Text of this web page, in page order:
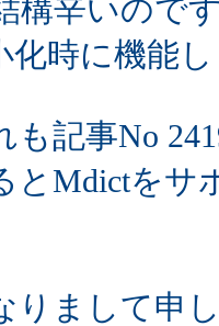
構辛いので
化時に機能
も記事No
とMdictをサ
りまして申